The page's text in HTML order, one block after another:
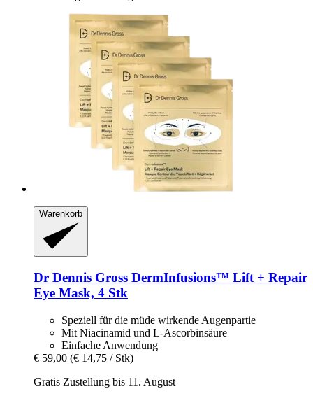
Warenkorb
Dr Dennis Gross DermInfusions™ Lift + Repair
Eye Mask, 4 Stk
Speziell für die müde wirkende Augenpartie
Mit Niacinamid und L-Ascorbinsäure
Einfache Anwendung
€ 59,00 (€ 14,75 / Stk)
Gratis Zustellung bis 11. August